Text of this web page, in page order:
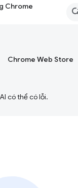
Chrome
Chrome Web Store
có thể có lỗi.